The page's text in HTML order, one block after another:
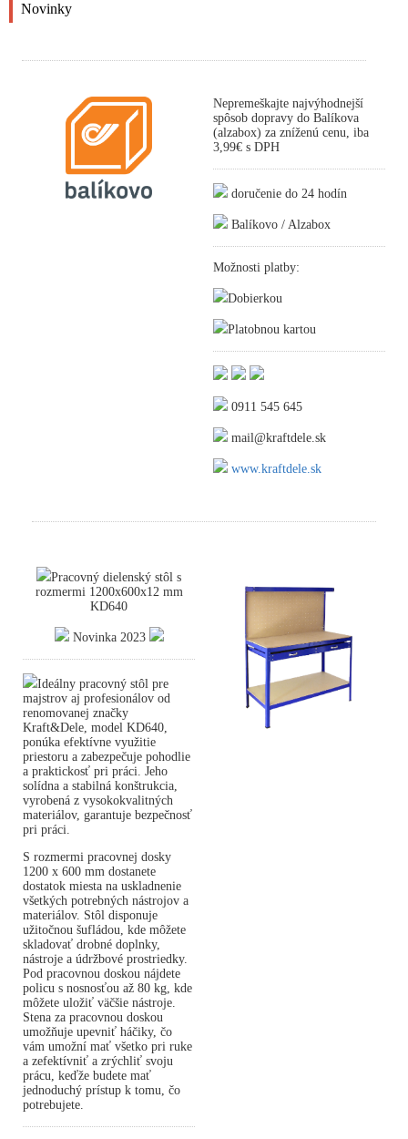
Novinky
Nepremeškajte najvýhodnejší
spôsob dopravy do Balíkova
(alzabox) za zníženú cenu, iba
3,99€ s DPH
doručenie do 24 hodín
Balíkovo / Alzabox
Možnosti platby:
Dobierkou
Platobnou kartou
0911 545 645
mail@kraftdele.sk
www.kraftdele.sk
Pracovný dielenský stôl s
rozmermi 1200x600x12 mm
KD640
Novinka 2023
Ideálny pracovný stôl pre
majstrov aj profesionálov od
renomovanej značky
Kraft&Dele, model KD640,
ponúka efektívne využitie
priestoru a zabezpečuje pohodlie
a praktickosť pri práci. Jeho
solídna a stabilná konštrukcia,
vyrobená z vysokokvalitných
materiálov, garantuje bezpečnosť
pri práci.
S rozmermi pracovnej dosky
1200 x 600 mm dostanete
dostatok miesta na uskladnenie
všetkých potrebných nástrojov a
materiálov. Stôl disponuje
užitočnou šufládou, kde môžete
skladovať drobné doplnky,
nástroje a údržbové prostriedky.
Pod pracovnou doskou nájdete
policu s nosnosťou až 80 kg, kde
môžete uložiť väčšie nástroje.
Stena za pracovnou doskou
umožňuje upevniť háčiky, čo
vám umožní mať všetko pri ruke
a zefektívniť a zrýchliť svoju
prácu, keďže budete mať
jednoduchý prístup k tomu, čo
potrebujete.